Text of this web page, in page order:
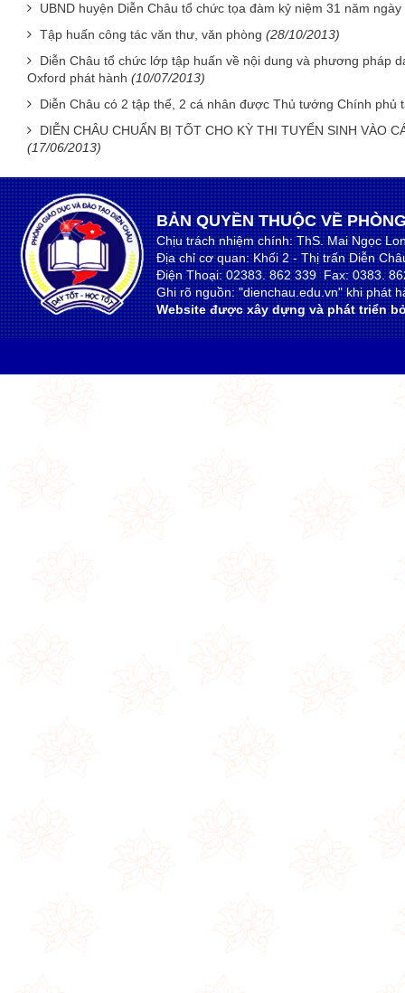
UBND huyện Diễn Châu tổ chức tọa đàm kỷ niệm 31 năm
Tập huấn công tác văn thư, văn phòng (28/10/2013)
Diễn Châu tổ chức lớp tập huấn về nội dung và phương pháp
Oxford phát hành (10/07/2013)
Diễn Châu có 2 tập thể, 2 cá nhân được Thủ tướng Chính phủ
DIỄN CHÂU CHUẨN BỊ TỐT CHO KỲ THI TUYỂN SINH VÀO
(17/06/2013)
BẢN QUYỀN THUỘC VỀ
Chịu trách nhiệm chính: ThS. Mai Ngọc
Địa chỉ cơ quan: Khối 2 - Thị trấn Diễn
Điện Thoại: 02383. 862 339 Fax: 0383.
Ghi rõ nguồn: "dienchau.edu.vn" khi phát
Website được xây dựng và phát triển